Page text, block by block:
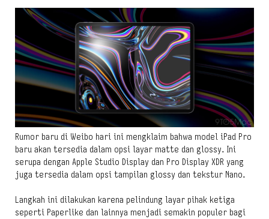
Rumor baru di Weibo hari ini mengklaim bahwa model iPad Pro
baru akan tersedia dalam opsi layar matte dan glossy. Ini
serupa dengan Apple Studio Display dan Pro Display XDR yang
juga tersedia dalam opsi tampilan glossy dan tekstur Nano.
Langkah ini dilakukan karena pelindung layar pihak ketiga
seperti Paperlike dan lainnya menjadi semakin populer bagi